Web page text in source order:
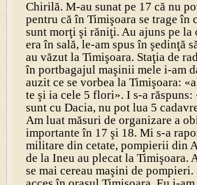
Chirilă. M-au sunat pe 17 că nu
pentru că în Timişoara se trage în
sunt morţi şi răniţi. Au ajuns pe la
era în sală, le-am spus în şedinţă
au văzut la Timişoara. Staţia de
în portbagajul maşinii mele i-am
auzit ce se vorbea la Timişoara:
te şi ia cele 5 flori». I s-a răspuns:
sunt cu Dacia, nu pot lua 5
Am luat măsuri de organizare a
importante în 17 şi 18. Mi s-a
militare din cetate, pompierii din
de la Ineu au plecat la Timişoara.
se mai cereau maşini de